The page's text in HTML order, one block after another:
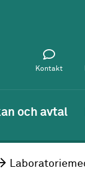
Kontakt
och avtal